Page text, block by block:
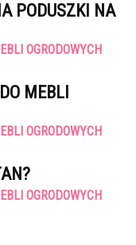
PODUSZKI NA
OGRODOWYCH
MEBLI
OGRODOWYCH
OGRODOWYCH